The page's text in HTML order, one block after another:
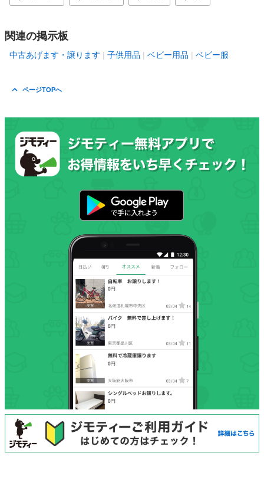
関連の掲示板
中古あげます・譲ります 子供用品 ベビー用品 ベビー服
ページTOPへ